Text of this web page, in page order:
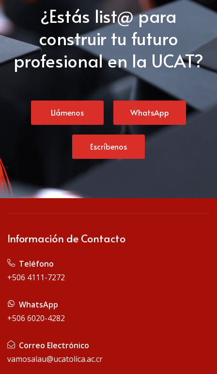
¿Estás list@ para
construir tu futuro
profesional en la UCAT?
Llámenos WhatsApp
Escríbenos
Información de Contacto
Teléfono
+506 4111-7272
WhatsApp
+506 6020-4282
Correo Electrónico
vamosalau@ucatolica.ac.cr